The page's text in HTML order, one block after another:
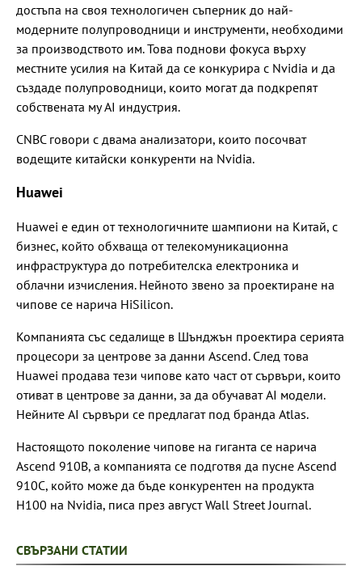
достъпа на своя технологичен съперник до най-
модерните полупроводници и инструменти, необходими
за производството им. Това поднови фокуса върху
местните усилия на Китай да се конкурира с Nvidia и да
създаде полупроводници, които могат да подкрепят
собствената му AI индустрия.
CNBC говори с двама анализатори, които посочват
водещите китайски конкуренти на Nvidia.
Huawei
Huawei е един от технологичните шампиони на Китай, с
бизнес, който обхваща от телекомуникационна
инфраструктура до потребителска електроника и
облачни изчисления. Нейното звено за проектиране на
чипове се нарича HiSilicon.
Компанията със седалище в Шънджън проектира серията
процесори за центрове за данни Ascend. След това
Huawei продава тези чипове като част от сървъри, които
отиват в центрове за данни, за да обучават AI модели.
Нейните AI сървъри се предлагат под бранда Atlas.
Настоящото поколение чипове на гиганта се нарича
Ascend 910B, а компанията се подготвя да пусне Ascend
910C, който може да бъде конкурентен на продукта
H100 на Nvidia, писа през август Wall Street Journal.
СВЪРЗАНИ СТАТИИ